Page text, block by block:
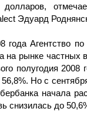
Эдуард
года Агентство по
на рынке частных
полугодия 2008
56,8%. Но с
начала
снизилась до